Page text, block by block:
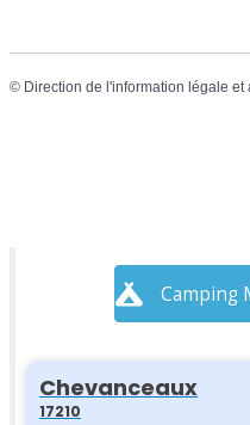
© Direction de l'information légale et
Camping